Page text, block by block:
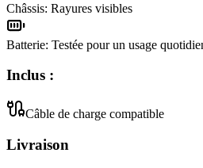
Châssis: Rayures visibles
Batterie: Testée pour un usage
Inclus :
Câble de charge compatible
Livraison